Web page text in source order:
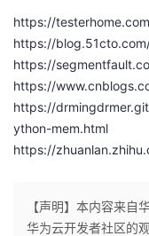
https://
https://
https://
https://
https://
ython-mem.html
https://
【声明】本内容来自
华为云开发者社区的